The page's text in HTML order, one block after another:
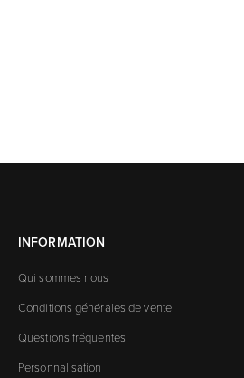
INFORMATION
Qui sommes nous
Conditions générales de vente
Questions fréquentes
Personnalisation